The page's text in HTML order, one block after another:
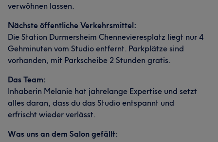
verwöhnen lassen.
Nächste öffentliche Verkehrsmittel:
Die Station Durmersheim Chennevieresplatz liegt nur 4
Gehminuten vom Studio entfernt. Parkplätze sind
vorhanden, mit Parkscheibe 2 Stunden gratis.
Das Team:
Inhaberin Melanie hat jahrelange Expertise und setzt
alles daran, dass du das Studio entspannt und
erfrischt wieder verlässt.
Was uns an dem Salon gefällt: